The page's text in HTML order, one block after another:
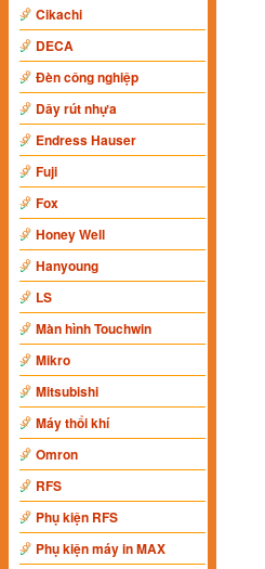
Cikachi
DECA
Đèn công nghiệp
Dây rút nhựa
Endress Hauser
Fuji
Fox
Honey Well
Hanyoung
LS
Màn hình Touchwin
Mikro
Mitsubishi
Máy thổi khí
Omron
RFS
Phụ kiện RFS
Phụ kiện máy in MAX